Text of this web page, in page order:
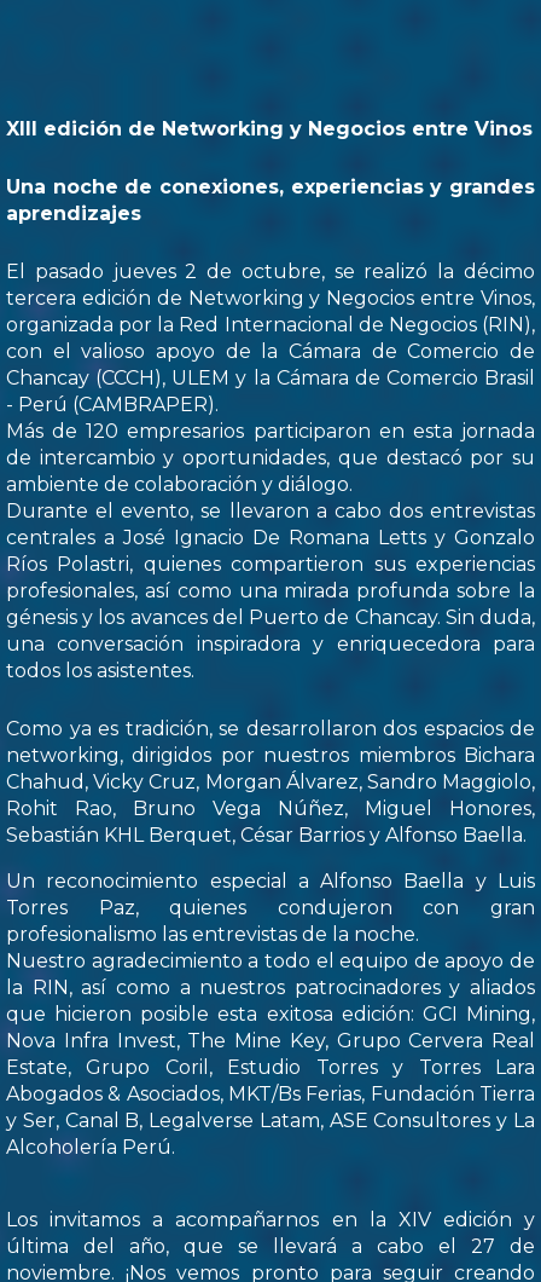
XIII edición de Networking y Negocios entre Vinos
Una noche de conexiones, experiencias y grandes
aprendizajes
El pasado jueves 2 de octubre, se realizó la décimo
tercera edición de Networking y Negocios entre Vinos,
organizada por la Red Internacional de Negocios (RIN),
con el valioso apoyo de la Cámara de Comercio de
Chancay (CCCH), ULEM y la Cámara de Comercio Brasil
- Perú (CAMBRAPER).
Más de 120 empresarios participaron en esta jornada
de intercambio y oportunidades, que destacó por su
ambiente de colaboración y diálogo.
Durante el evento, se llevaron a cabo dos entrevistas
centrales a José Ignacio De Romana Letts y Gonzalo
Ríos Polastri, quienes compartieron sus experiencias
profesionales, así como una mirada profunda sobre la
génesis y los avances del Puerto de Chancay. Sin duda,
una conversación inspiradora y enriquecedora para
todos los asistentes.
Como ya es tradición, se desarrollaron dos espacios de
networking, dirigidos por nuestros miembros Bichara
Chahud, Vicky Cruz, Morgan Álvarez, Sandro Maggiolo,
Rohit Rao, Bruno Vega Núñez, Miguel Honores,
Sebastián KHL Berquet, César Barrios y Alfonso Baella.
Un reconocimiento especial a Alfonso Baella y Luis
Torres Paz, quienes condujeron con gran
profesionalismo las entrevistas de la noche.
Nuestro agradecimiento a todo el equipo de apoyo de
la RIN, así como a nuestros patrocinadores y aliados
que hicieron posible esta exitosa edición: GCI Mining,
Nova Infra Invest, The Mine Key, Grupo Cervera Real
Estate, Grupo Coril, Estudio Torres y Torres Lara
Abogados & Asociados, MKT/Bs Ferias, Fundación Tierra
y Ser, Canal B, Legalverse Latam, ASE Consultores y La
Alcoholería Perú.
Los invitamos a acompañarnos en la XIV edición y
última del año, que se llevará a cabo el 27 de
noviembre. ¡Nos vemos pronto para seguir creando